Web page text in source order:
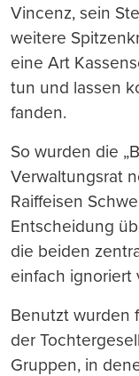
Vincenz, sein
weitere
eine Art
tun und lassen
fanden.
So wurden die
Verwaltungsrat
Raiffeisen
Entscheidung
die beiden
einfach ignoriert
Benutzt wurden
der
Gruppen, in